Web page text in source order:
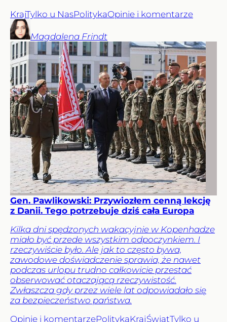
KrajTylko u NasPolitykaOpinie i komentarze
Magdalena Frindt
Gen. Pawlikowski: Przywiozłem cenną lekcję
z Danii. Tego potrzebuje dziś cała Europa
Kilka dni spędzonych wakacyjnie w Kopenhadze
miało być przede wszystkim odpoczynkiem. I
rzeczywiście było. Ale jak to często bywa,
zawodowe doświadczenie sprawia, że nawet
podczas urlopu trudno całkowicie przestać
obserwować otaczającą rzeczywistość.
Zwłaszcza gdy przez wiele lat odpowiadało się
za bezpieczeństwo państwa.
Opinie i komentarzePolitykaKrajŚwiatTylko u